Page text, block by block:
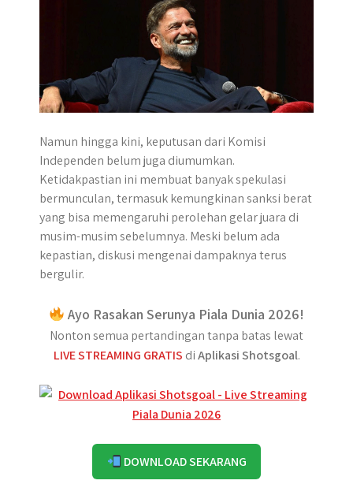
Namun hingga kini, keputusan dari Komisi
Independen belum juga diumumkan.
Ketidakpastian ini membuat banyak spekulasi
bermunculan, termasuk kemungkinan sanksi berat
yang bisa memengaruhi perolehan gelar juara di
musim-musim sebelumnya. Meski belum ada
kepastian, diskusi mengenai dampaknya terus
bergulir.
Ayo Rasakan Serunya Piala Dunia 2026!
Nonton semua pertandingan tanpa batas lewat
LIVE STREAMING GRATIS diAplikasi Shotsgoal.
DOWNLOAD SEKARANG